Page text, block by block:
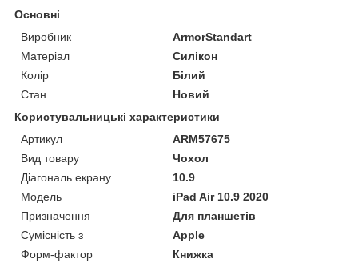
Основні
Виробник
ArmorStandart
Матеріал
Силікон
Колір
Білий
Стан
Новий
Користувальницькі характеристики
Артикул
ARM57675
Вид товару
Чохол
Діагональ екрану
10.9
Мoдель
iPad Air 10.9 2020
Призначення
Для планшетів
Сумісність з
Apple
Форм-фактор
Книжка